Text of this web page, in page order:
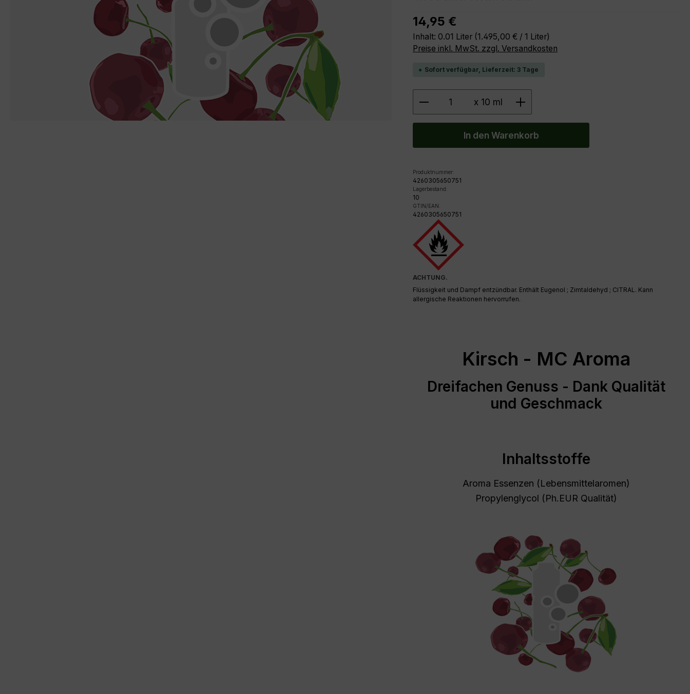
Regulärer Preis:
14,95 €
Inhalt: 0.01 Liter (1.495,00 € / 1 Liter)
Preise inkl. MwSt. zzgl. Versandkosten
Sofort verfügbar, Lieferzeit: 3 Tage
Produkt Anzahl: Gib den gewünschten Wert
x 10 ml
In den Warenkorb
Produktnummer:
4260305650751
Lagerbestand:
10
GTIN/EAN:
4260305650751
ACHTUNG.
Flüssigkeit und Dampf entzündbar. Enthält Eugenol ; Zimtaldehyd ; CITRAL. Kann
allergische Reaktionen hervorrufen.
Kirsch - MC Aroma
Dreifachen Genuss - Dank Qualität
und Geschmack
Inhaltsstoffe
Aroma Essenzen (Lebensmittelaromen)
Propylenglycol (Ph.EUR Qualität)